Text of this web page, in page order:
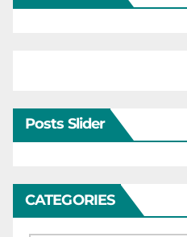
Posts Slider
CATEGORIES